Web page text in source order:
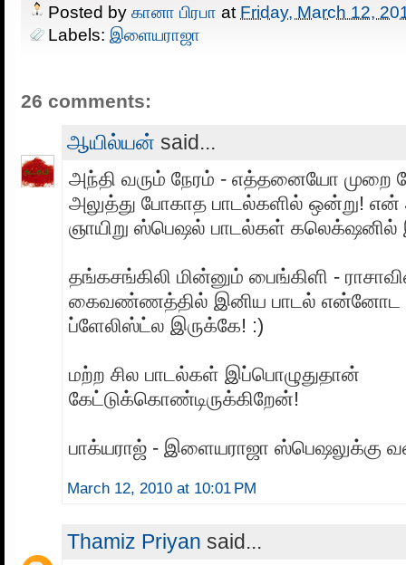
Posted by கானா பிரபா at Friday, March 12,
Labels: இளையராஜா
26 comments:
ஆயில்யன் said...
அந்தி வரும் நேரம் - எத்தனையோ முறை
அலுத்து போகாத பாடல்களில் ஒன்று! என்
ஞாயிறு ஸ்பெஷல் பாடல்கள் கலெக்‌ஷனில்
தங்கசங்கிலி மின்னும் பைங்கிளி -
கைவண்ணத்தில் இனிய பாடல்
ப்ளேலிஸ்ட்ல இருக்கே! :)
மற்ற சில பாடல்கள் இப்பொழுதுதான்
கேட்டுக்கொண்டிருக்கிறேன்!
பாக்யராஜ் - இளையராஜா ஸ்பெஷலுக்கு
March 12, 2010 at 10:01 PM
Thamiz Priyan said...